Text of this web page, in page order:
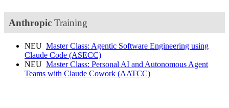
Anthropic Training
NEU Master Class: Agentic Software Engineering using
Claude Code (ASECC)
NEU Master Class: Personal AI and Autonomous Agent
Teams with Claude Cowork (AATCC)